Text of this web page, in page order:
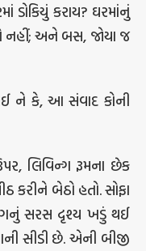
ડોકિયું કરાય? ઘરમાંનું
નહીં; અને બસ, જોયા જ
ને કે, આ સંવાદ કોની
લિવિન્ગ રૂમના છેક
કરીને બેઠો હતો. સોફા
સરસ દૃશ્ય ખડું થઈ
સીડી છે. એની બીજી